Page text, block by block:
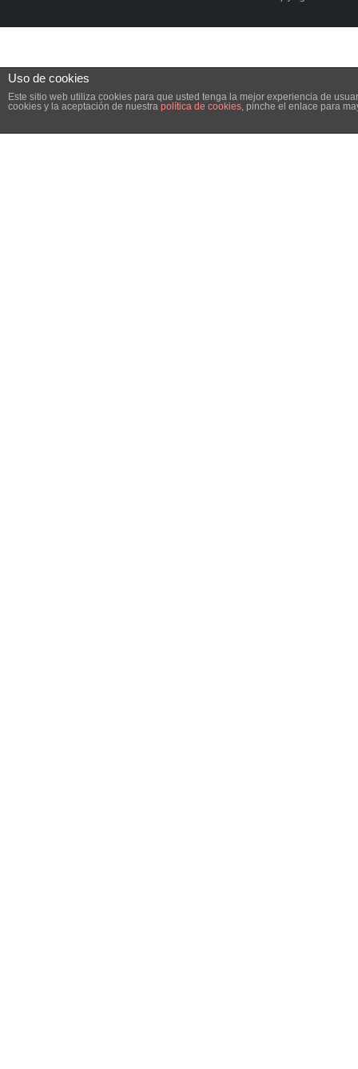
Uso de cookies
Este sitio web utiliza cookies para que usted tenga la mejor experiencia de
cookies y la aceptación de nuestra política de cookies, pinche el enlace para